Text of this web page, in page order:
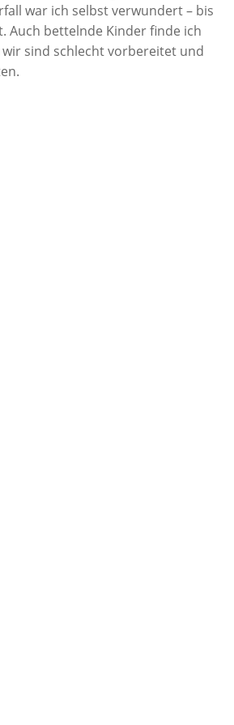
war ich selbst verwundert – bis
Auch bettelnde Kinder finde ich
sind schlecht vorbereitet und